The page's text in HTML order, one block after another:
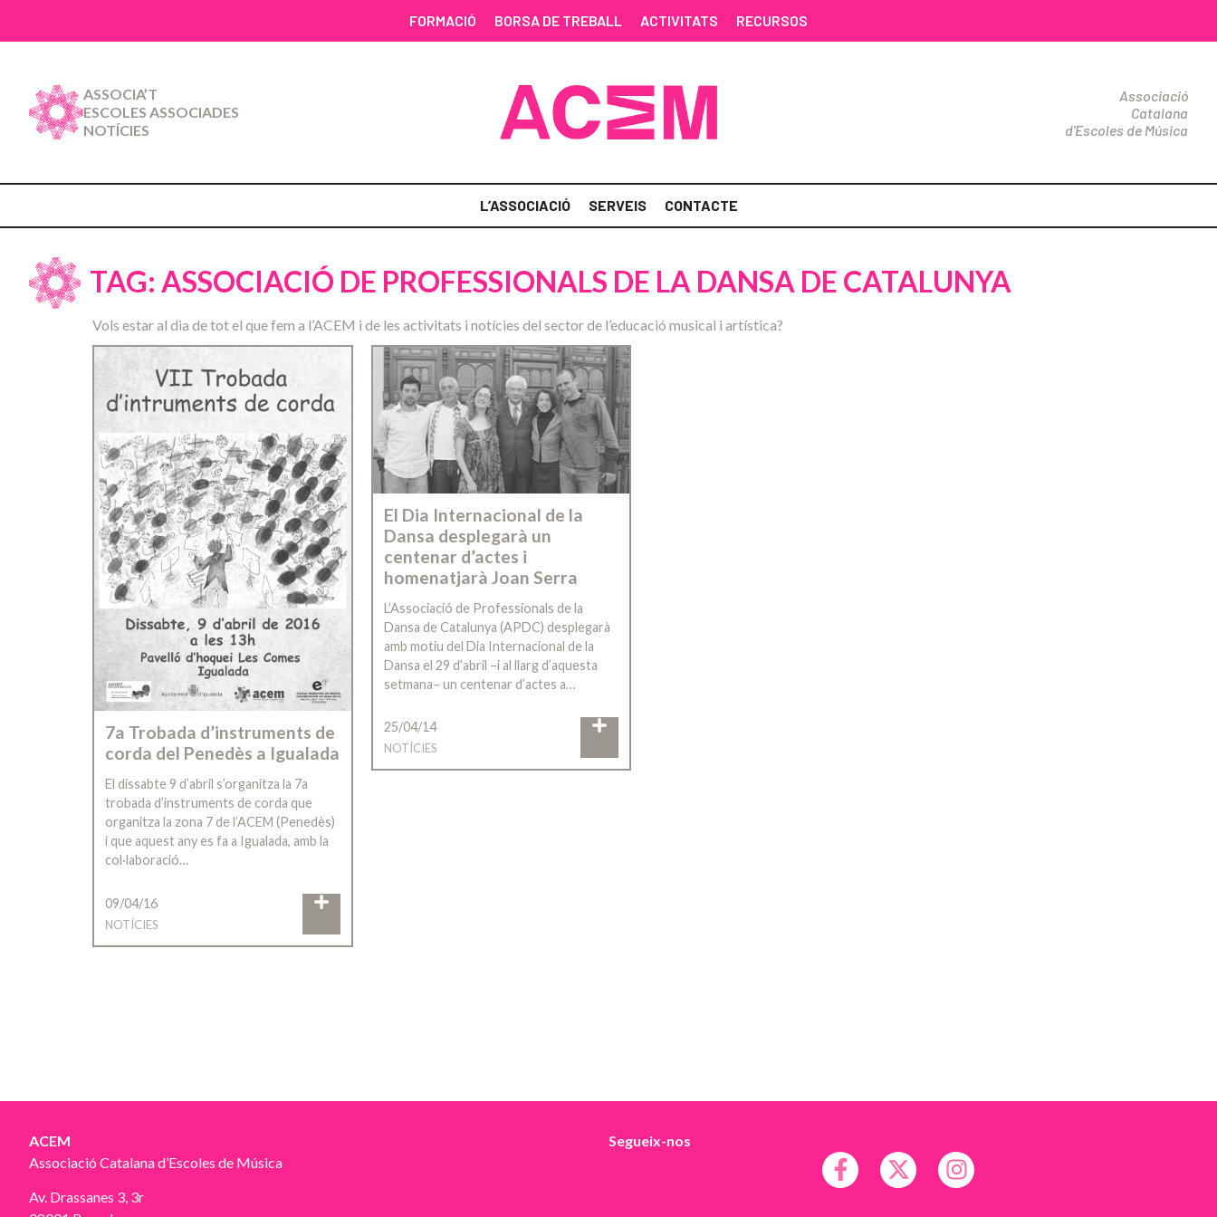
FORMACIÓ BORSA DE TREBALL ACTIVITATS RECURSOS
ASSOCIA’T
ESCOLES ASSOCIADES
NOTÍCIES
Associació
Catalana
d'Escoles de Música
L’ASSOCIACIÓ SERVEIS CONTACTE
TAG: ASSOCIACIÓ DE PROFESSIONALS DE LA DANSA DE CATALUNYA
Vols estar al dia de tot el que fem a l’ACEM i de les activitats i notícies del sector de l’educació musical i artística?
7a Trobada d’instruments de
corda del Penedès a Igualada
El dissabte 9 d’abril s’organitza la 7a
trobada d’instruments de corda que
organitza la zona 7 de l’ACEM (Penedès)
i que aquest any es fa a Igualada, amb la
col·laboració…
09/04/16
NOTÍCIES
El Dia Internacional de la
Dansa desplegarà un
centenar d’actes i
homenatjarà Joan Serra
L’Associació de Professionals de la
Dansa de Catalunya (APDC) desplegarà
amb motiu del Dia Internacional de la
Dansa el 29 d’abril –i al llarg d’aquesta
setmana– un centenar d’actes a…
25/04/14
NOTÍCIES
ACEM
Associació Catalana d’Escoles de Música
Av. Drassanes 3, 3r
Segueix-nos